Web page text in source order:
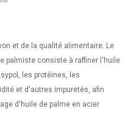
et de la qualité alimentaire. Le
palmiste consiste à raffiner l'huile
les protéines, les
et d'autres impuretés, afin
d'huile de palme en acier